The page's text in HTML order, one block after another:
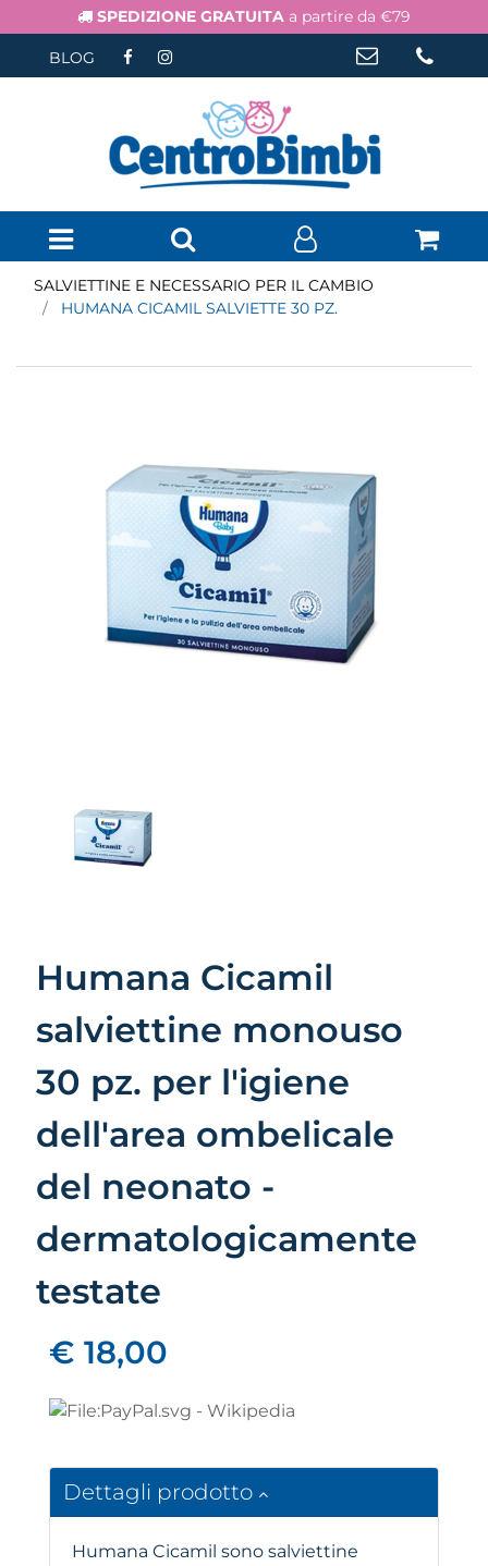
SPEDIZIONE GRATUITA a partire da €79
BLOG
Open menu
SALVIETTINE E NECESSARIO PER IL CAMBIO
HUMANA CICAMIL SALVIETTE 30 PZ.
Humana Cicamil
salviettine monouso
30 pz. per l'igiene
dell'area ombelicale
del neonato -
dermatologicamente
testate
€ 18,00
Dettagli prodotto
Humana Cicamil sono salviettine